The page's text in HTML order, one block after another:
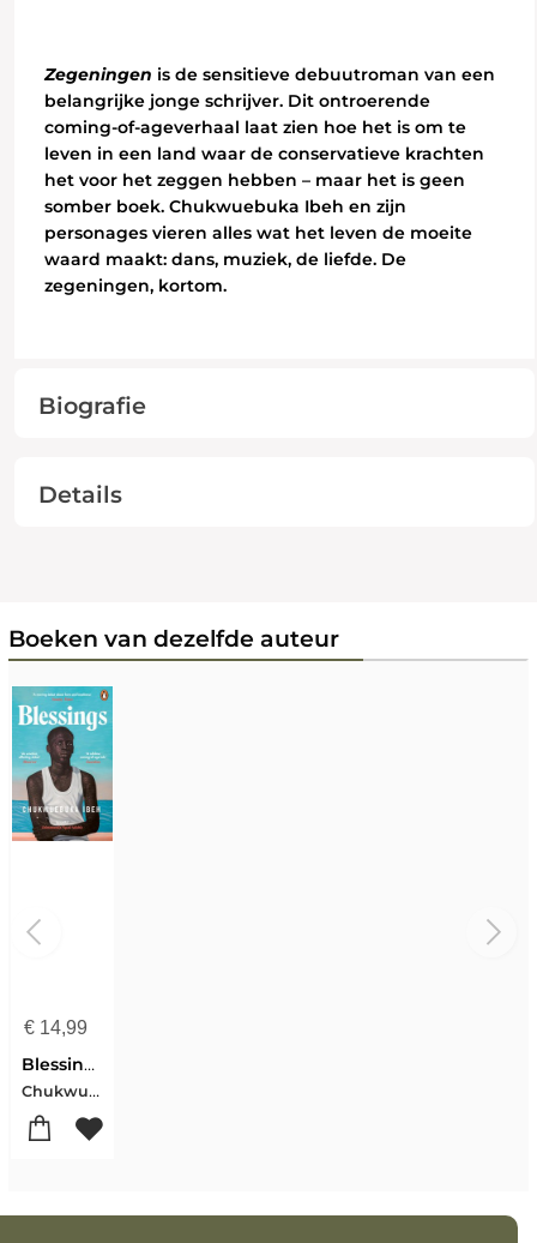
Zegeningen is de sensitieve debuutroman van een
belangrijke jonge schrijver. Dit ontroerende
coming-of-ageverhaal laat zien hoe het is om te
leven in een land waar de conservatieve krachten
het voor het zeggen hebben – maar het is geen
somber boek. Chukwuebuka Ibeh en zijn
personages vieren alles wat het leven de moeite
waard maakt: dans, muziek, de liefde. De
zegeningen, kortom.
Biografie
Details
Boeken van dezelfde auteur
€14,99
Blessings
Chukwuebuka Ibeh